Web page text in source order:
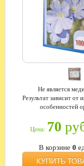
Не является
Результат зависит от
особенностей
Цена: 70
В корзине 0
КУПИТЬ